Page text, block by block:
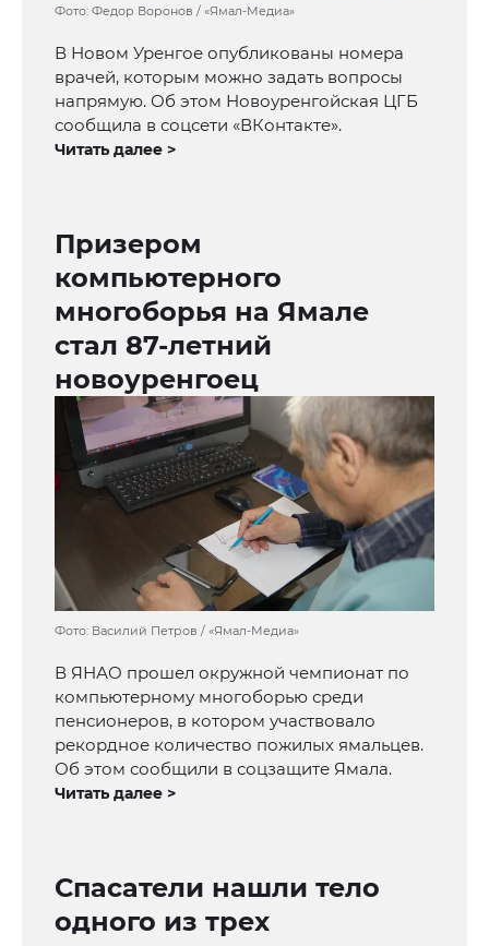
Фото: Федор Воронов / «Ямал-Медиа»
В Новом Уренгое опубликованы номера
врачей, которым можно задать вопросы
напрямую. Об этом Новоуренгойская ЦГБ
сообщила в соцсети «ВКонтакте».
Читать далее >
Призером
компьютерного
многоборья на Ямале
стал 87-летний
новоуренгоец
Фото: Василий Петров / «Ямал-Медиа»
В ЯНАО прошел окружной чемпионат по
компьютерному многоборью среди
пенсионеров, в котором участвовало
рекордное количество пожилых ямальцев.
Об этом сообщили в соцзащите Ямала.
Читать далее >
Спасатели нашли тело
одного из трех